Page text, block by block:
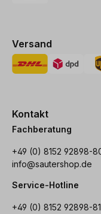
Versand
Kontakt
Fachberatung
+49 (0) 8152 92898-
info@sautershop.de
Service-Hotline
+49 (0) 8152 92898-81